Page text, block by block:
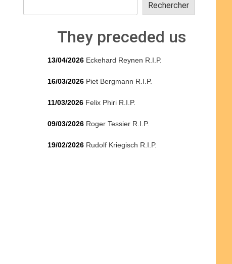
Rechercher
They preceded us
13/04/2026 Eckehard Reynen R.I.P.
16/03/2026 Piet Bergmann R.I.P.
11/03/2026 Felix Phiri R.I.P.
09/03/2026 Roger Tessier R.I.P.
19/02/2026 Rudolf Kriegisch R.I.P.